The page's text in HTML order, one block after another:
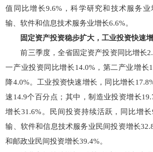
值同比增长9.6%，科学研究和技术服务业
输、软件和信息技术服务业增长6.6%。
固定资产投资稳步扩大，工业投资快速
前三季度，全省固定资产投资同比增长
一产业投资同比增长14.0%，第二产业增长
降4.0%。工业投资快速增长，同比增长
速14.9个百分点；其中，制造业投资增长
增长31.6%。民间投资持续活跃，同比增
输、软件和信息技术服务业民间投资增长
和邮政业民间投资增长39.4%。